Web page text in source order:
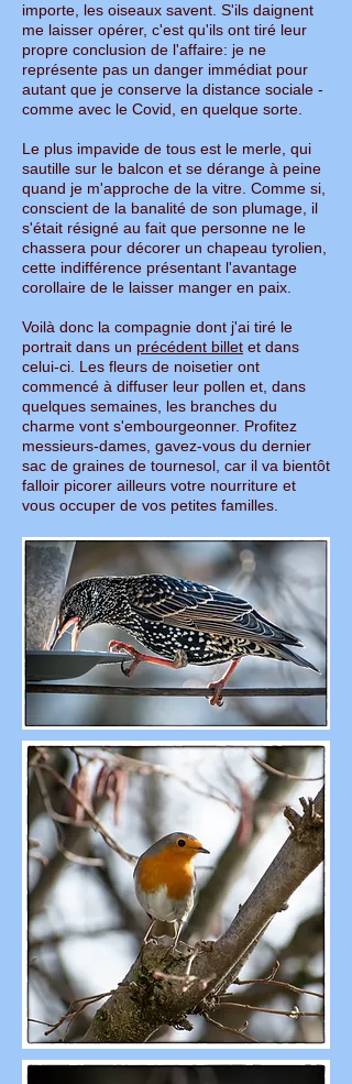
importe, les oiseaux savent. S'ils daignent
me laisser opérer, c'est qu'ils ont tiré leur
propre conclusion de l'affaire: je ne
représente pas un danger immédiat pour
autant que je conserve la distance sociale -
comme avec le Covid, en quelque sorte.
Le plus impavide de tous est le merle, qui
sautille sur le balcon et se dérange à peine
quand je m'approche de la vitre. Comme si,
conscient de la banalité de son plumage, il
s'était résigné au fait que personne ne le
chassera pour décorer un chapeau tyrolien,
cette indifférence présentant l'avantage
corollaire de le laisser manger en paix.
Voilà donc la compagnie dont j'ai tiré le
portrait dans un précédent billet et dans
celui-ci. Les fleurs de noisetier ont
commencé à diffuser leur pollen et, dans
quelques semaines, les branches du
charme vont s'embourgeonner. Profitez
messieurs-dames, gavez-vous du dernier
sac de graines de tournesol, car il va bientôt
falloir picorer ailleurs votre nourriture et
vous occuper de vos petites familles.